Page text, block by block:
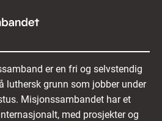
er en fri og selvstendig
luthersk grunn som jobber under
Misjonssambandet har et
med prosjekter og